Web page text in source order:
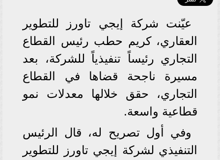
عيّنت شركة إيجي تاورز للتطوير
العقاري، كريم حطب رئيس القطاع
التجاري رئيساً تنفيذياً للشركة، بعد
مسيرة ناجحة قضاها في القطاع
التجاري، حقق خلالها معدلات نمو
قطاعية واسعة.
وفي أول تصريح له، قال الرئيس
التنفيذي لشركة إيجي تاورز للتطوير